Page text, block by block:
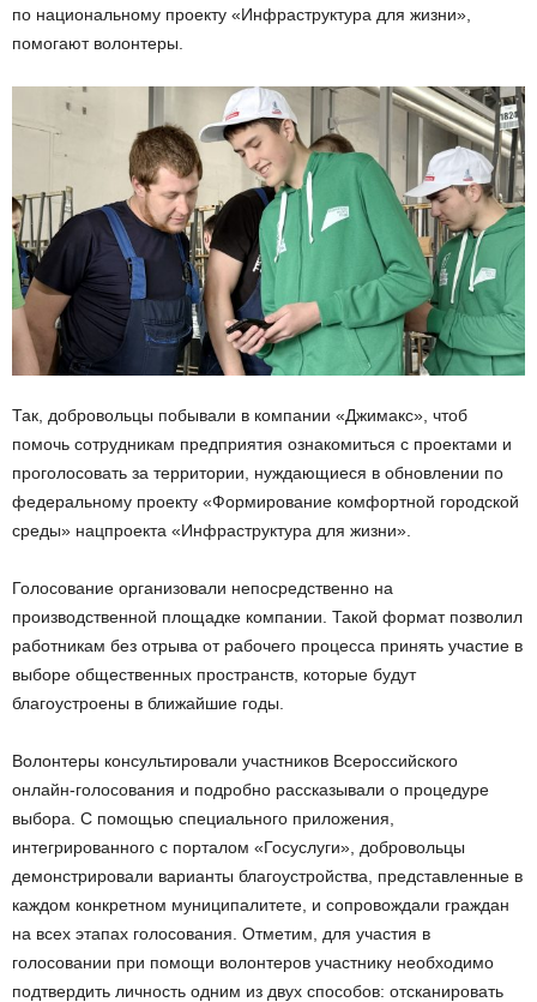
по национальному проекту «Инфраструктура для жизни»,
помогают волонтеры.
Так, добровольцы побывали в компании «Джимакс», чтоб
помочь сотрудникам предприятия ознакомиться с проектами и
проголосовать за территории, нуждающиеся в обновлении по
федеральному проекту «Формирование комфортной городской
среды» нацпроекта «Инфраструктура для жизни».
Голосование организовали непосредственно на
производственной площадке компании. Такой формат позволил
работникам без отрыва от рабочего процесса принять участие в
выборе общественных пространств, которые будут
благоустроены в ближайшие годы.
Волонтеры консультировали участников Всероссийского
онлайн-голосования и подробно рассказывали о процедуре
выбора. С помощью специального приложения,
интегрированного с порталом «Госуслуги», добровольцы
демонстрировали варианты благоустройства, представленные в
каждом конкретном муниципалитете, и сопровождали граждан
на всех этапах голосования. Отметим, для участия в
голосовании при помощи волонтеров участнику необходимо
подтвердить личность одним из двух способов: отсканировать